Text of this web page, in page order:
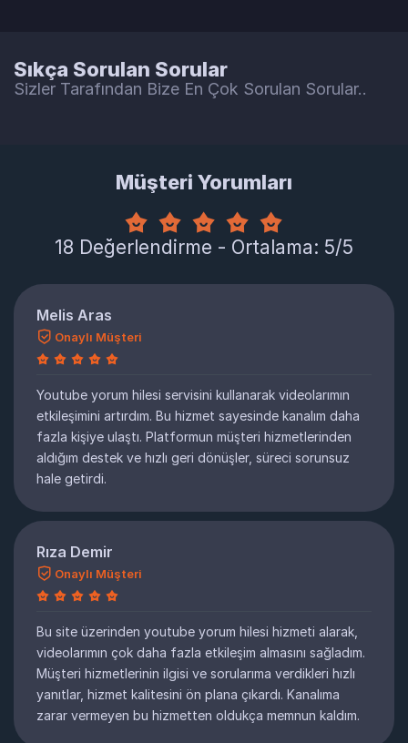
Sıkça Sorulan Sorular
Sizler Tarafından Bize En Çok Sorulan Sorular..
Müşteri Yorumları
18 Değerlendirme - Ortalama: 5/5
Melis Aras
Onaylı Müşteri
Youtube yorum hilesi servisini kullanarak videolarımın
etkileşimini artırdım. Bu hizmet sayesinde kanalım daha
fazla kişiye ulaştı. Platformun müşteri hizmetlerinden
aldığım destek ve hızlı geri dönüşler, süreci sorunsuz
hale getirdi.
Rıza Demir
Onaylı Müşteri
Bu site üzerinden youtube yorum hilesi hizmeti alarak,
videolarımın çok daha fazla etkileşim almasını sağladım.
Müşteri hizmetlerinin ilgisi ve sorularıma verdikleri hızlı
yanıtlar, hizmet kalitesini ön plana çıkardı. Kanalıma
zarar vermeyen bu hizmetten oldukça memnun kaldım.